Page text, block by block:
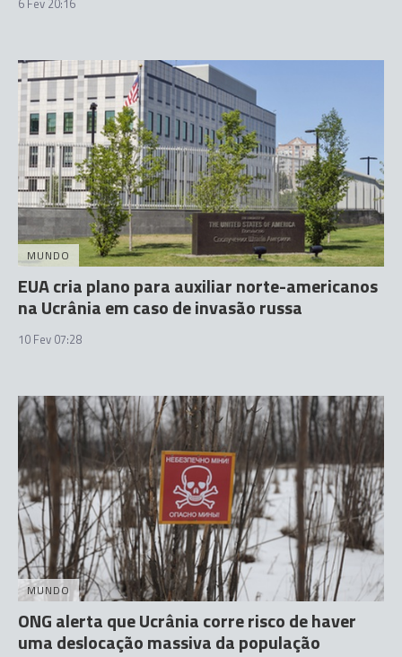
6 Fev 20:16
MUNDO
EUA cria plano para auxiliar norte-americanos
na Ucrânia em caso de invasão russa
10 Fev 07:28
MUNDO
ONG alerta que Ucrânia corre risco de haver
uma deslocação massiva da população